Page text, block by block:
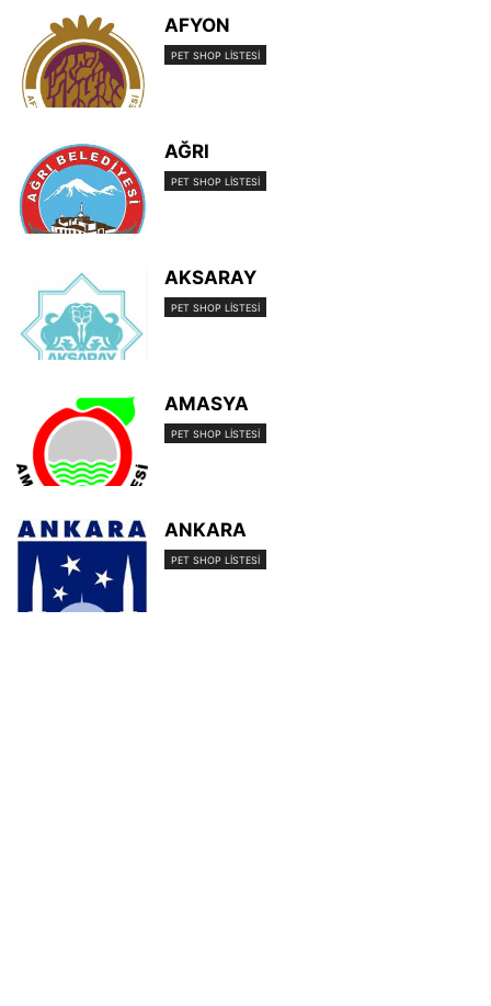
AFYON
PET SHOP LISTESI
AĞRI
PET SHOP LISTESI
AKSARAY
PET SHOP LISTESI
AMASYA
PET SHOP LISTESI
ANKARA
PET SHOP LISTESI